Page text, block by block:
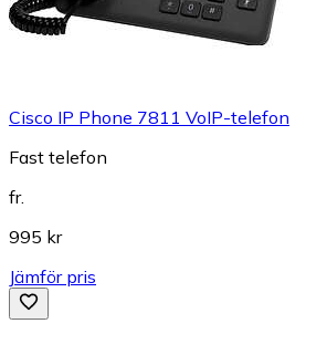
Cisco IP Phone 7811 VoIP-telefon
Fast telefon
fr.
995 kr
Jämför pris